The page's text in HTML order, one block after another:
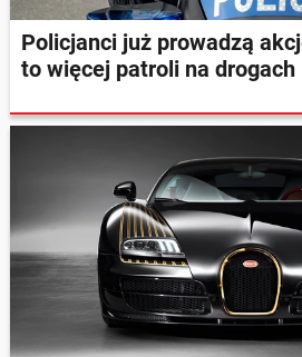
Policjanci już prowadzą
to więcej patroli na drogach